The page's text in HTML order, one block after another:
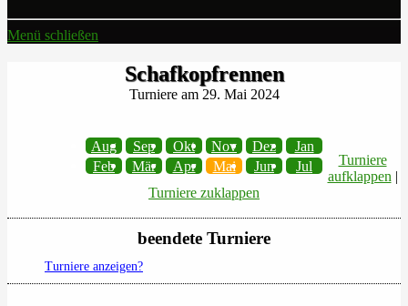
Menü schließen
Schafkopfrennen
Turniere am 29. Mai 2024
Aug Sep Okt Nov Dez
Jan
Feb
Mär Apr Mai Jun Jul
Turniere
aufklappen |
Turniere zuklappen
beendete Turniere
Turniere anzeigen?